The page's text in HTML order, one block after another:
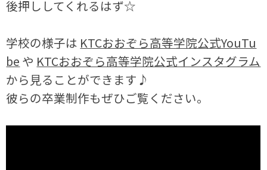
後押ししてくれるはず☆
学校の様子は KTCおおぞら高等学院公式YouTu
be や KTCおおぞら高等学院公式インスタグラム
から見ることができます♪
彼らの卒業制作もぜひご覧ください。